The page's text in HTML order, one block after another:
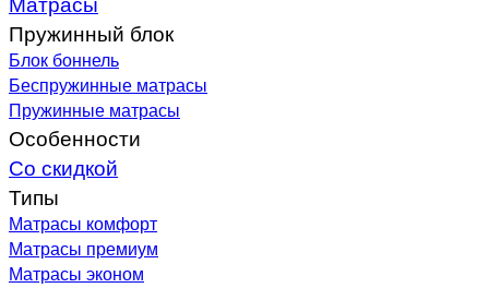
Пружинный блок
Блок боннель
Беспружинные матрасы
Пружинные матрасы
Особенности
Со скидкой
Типы
Матрасы комфорт
Матрасы премиум
Матрасы эконом